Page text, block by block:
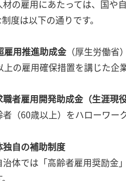
材の雇用にあたっては、国や
度は以下の通りです。
雇用推進助成金 （厚生労働省）
の雇用確保措置を講じた企
者雇用開発助成金（生涯現役
（60歳以上）をハローワー
独自の補助制度
体では「高齢者雇用奨励金